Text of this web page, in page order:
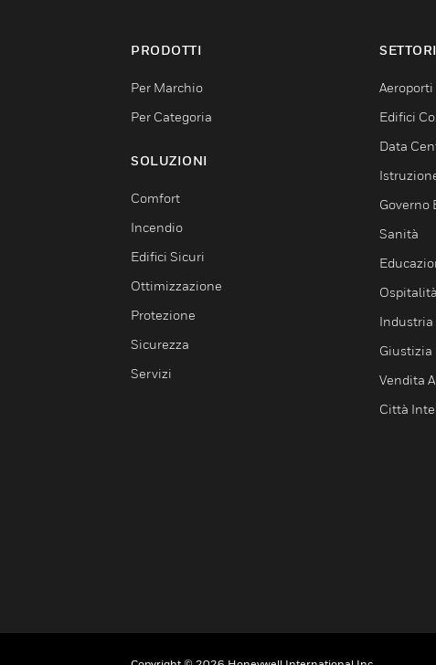
PRODOTTI
Per Marchio
Per Categoria
SOLUZIONI
Comfort
Incendio
Edifici Sicuri
Ottimizzazione
Protezione
Sicurezza
Servizi
SETTORI
Aeroporti
Edifici
Data
Governo
Sanità
Ospitalità
Industria
Giustizia
Vendita
Città